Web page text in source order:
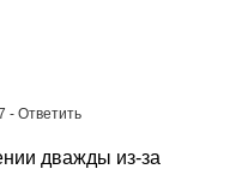
- Ответить
дважды из-за